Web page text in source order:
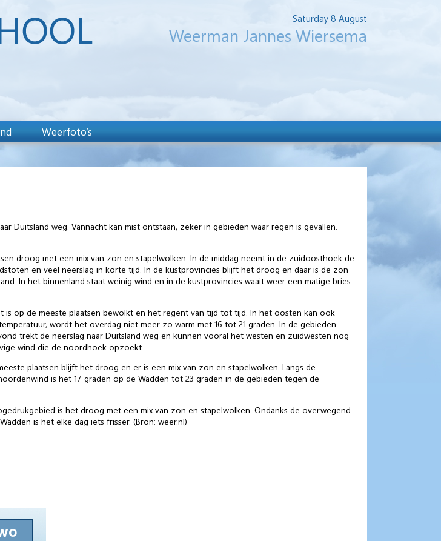
Saturday 8 August
Weerman Jannes Wiersema
Weerfoto’s
Duitsland weg. Vannacht kan mist ontstaan, zeker in gebieden waar regen is gevallen.
droog met een mix van zon en stapelwolken. In de middag neemt in de zuidoosthoek de
en veel neerslag in korte tijd. In de kustprovincies blijft het droog en daar is de zon
In het binnenland staat weinig wind en in de kustprovincies waait weer een matige bries
op de meeste plaatsen bewolkt en het regent van tijd tot tijd. In het oosten kan ook
wordt het overdag niet meer zo warm met 16 tot 21 graden. In de gebieden
trekt de neerslag naar Duitsland weg en kunnen vooral het westen en zuidwesten nog
wind die de noordhoek opzoekt.
plaatsen blijft het droog en er is een mix van zon en stapelwolken. Langs de
is het 17 graden op de Wadden tot 23 graden in de gebieden tegen de
is het droog met een mix van zon en stapelwolken. Ondanks de overwegend
is het elke dag iets frisser. (Bron: weer.nl)